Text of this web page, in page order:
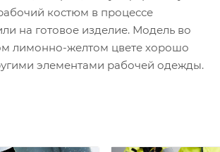
костюм в процессе
на готовое изделие. Модель во
лимонно-желтом цвете хорошо
элементами рабочей одежды.